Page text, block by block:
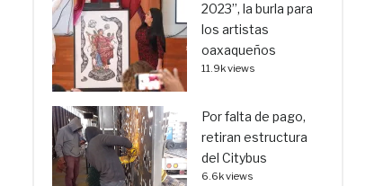
2023”, la burla para
los artistas
oaxaqueños
11.9k views
Por falta de pago,
retiran estructura
del Citybus
6.6k views